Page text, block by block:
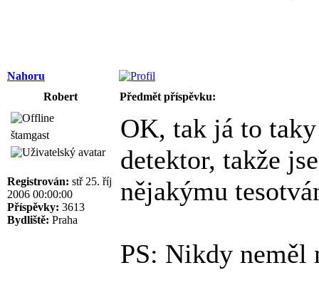
Nahoru
Robert
Předmět příspěvku:
štamgast
Registrován: stř 25. říj
2006 00:00:00
Příspěvky: 3613
Bydliště: Praha
OK, tak já to
detektor, takže
nějakýmu
PS: Nikdy neměl